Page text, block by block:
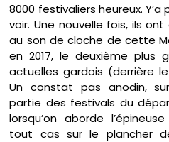
8000 festivaliers heureux.
voir. Une nouvelle fois, ils
au son de cloche de cette
en 2017, le deuxième plus
actuelles gardois (derrière
Un constat pas anodin,
partie des festivals du
lorsqu’on aborde
tout cas sur le plancher